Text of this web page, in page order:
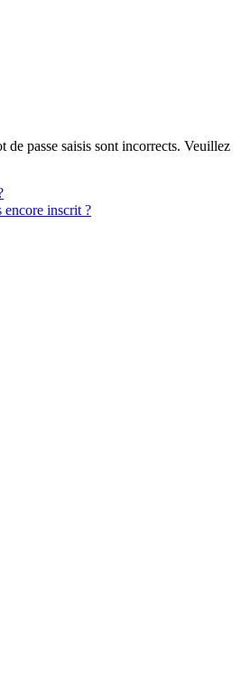
de passe saisis sont incorrects. Veuillez
encore inscrit ?